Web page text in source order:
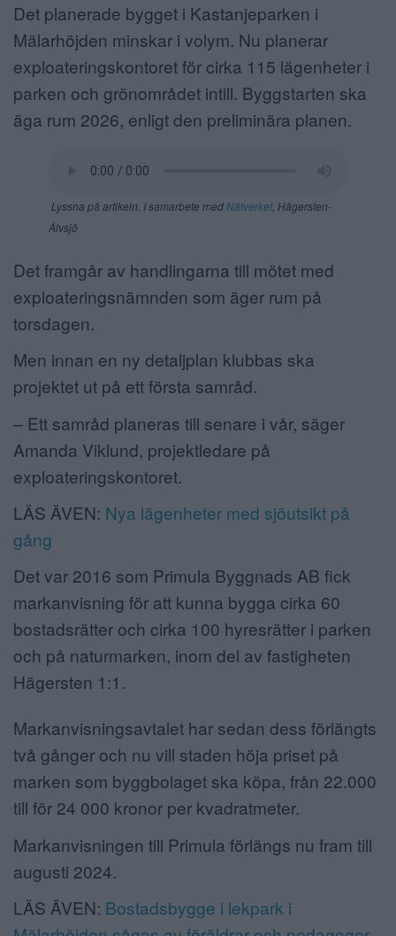
NÄRINGSLIV
Det planerade bygget i Kastanjeparken i
Mälarhöjden minskar i volym. Nu planerar
exploateringskontoret för cirka 115 lägenheter i
parken och grönområdet intill. Byggstarten ska
äga rum 2026, enligt den preliminära planen.
Lyssna på artikeln. I samarbete medNätverket, Hägersten-
Älvsjö
Det framgår av handlingarna till mötet med
exploateringsnämnden som äger rum på
torsdagen.
Men innan en ny detaljplan klubbas ska
projektet ut på ett första samråd.
– Ett samråd planeras till senare i vår, säger
Amanda Viklund, projektledare på
exploateringskontoret.
LÄS ÄVEN: Nya lägenheter med sjöutsikt på
gång
Det var 2016 som Primula Byggnads AB fick
markanvisning för att kunna bygga cirka 60
bostadsrätter och cirka 100 hyresrätter i parken
och på naturmarken, inom del av fastigheten
Hägersten 1:1.
Markanvisningsavtalet har sedan dess förlängts
två gånger och nu vill staden höja priset på
marken som byggbolaget ska köpa, från 22.000
till för 24 000 kronor per kvadratmeter.
Markanvisningen till Primula förlängs nu fram till
augusti 2024.
LÄS ÄVEN: Bostadsbygge i lekpark i